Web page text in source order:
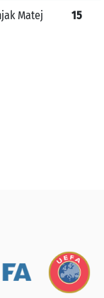
Matej 15